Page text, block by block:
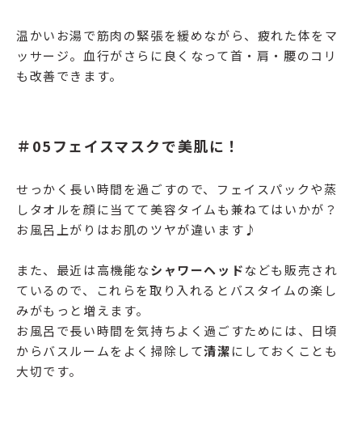
温かいお湯で筋肉の緊張を緩めながら、疲れた体をマ
ッサージ。血行がさらに良くなって首・肩・腰のコリ
も改善できます。
＃05フェイスマスクで美肌に！
せっかく長い時間を過ごすので、フェイスパックや蒸
しタオルを顔に当てて美容タイムも兼ねてはいかが？
お風呂上がりはお肌のツヤが違います♪
また、最近は高機能なシャワーヘッドなども販売され
ているので、これらを取り入れるとバスタイムの楽し
みがもっと増えます。
お風呂で長い時間を気持ちよく過ごすためには、日頃
からバスルームをよく掃除して清潔にしておくことも
大切です。